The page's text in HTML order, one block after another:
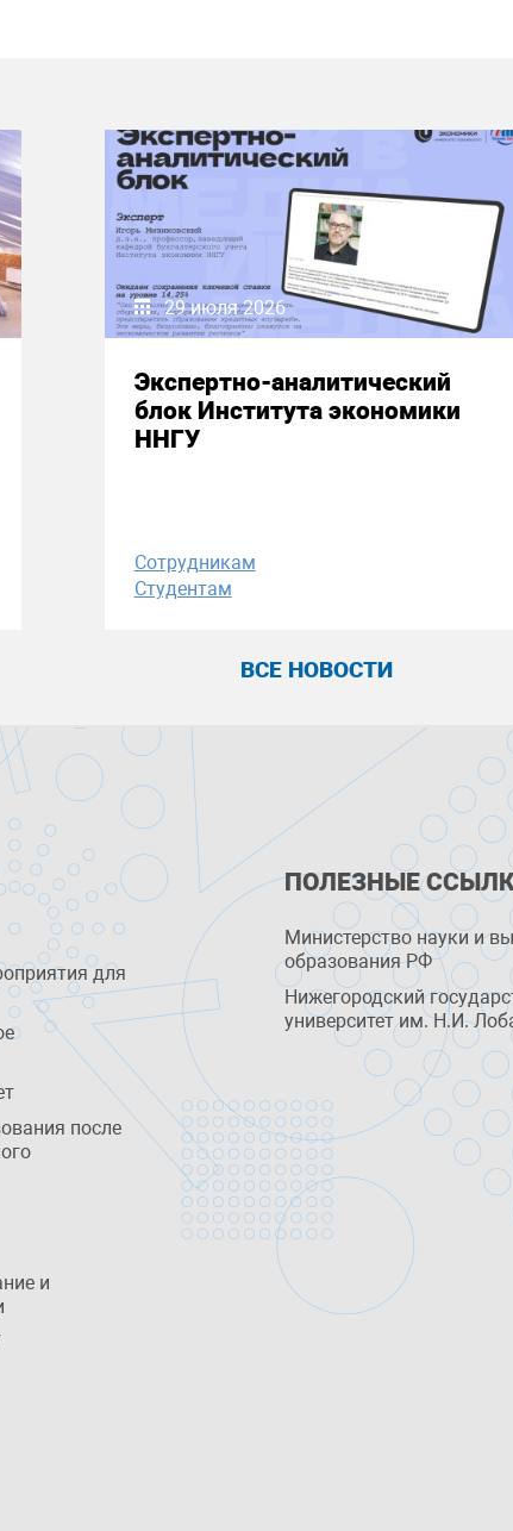
29 июля 2026
Экспертно-аналитический
блок Института экономики
ННГУ
Сотрудникам
Студентам
ВСЕ НОВОСТИ
для
после
и
ПОЛЕЗНЫЕ
Министерство науки и
образования РФ
Нижегородский
университет им. Н.И.